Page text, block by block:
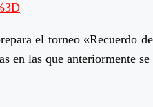
el torneo
en las que anteriormente